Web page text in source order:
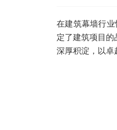
在建筑幕墙行
定了建筑项目
深厚积淀，以卓